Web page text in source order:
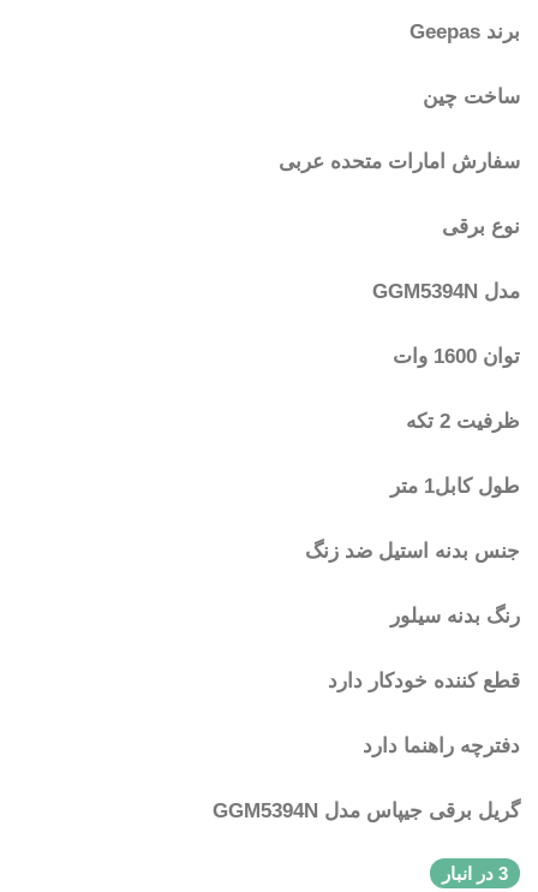
برند Geepas
ساخت چین
سفارش امارات متحده عربی
نوع برقی
مدل GGM5394N
توان 1600 وات
ظرفیت 2 تکه
طول کابل1 متر
جنس بدنه استیل ضد زنگ
رنگ بدنه سیلور
قطع کننده خودکار دارد
دفترچه راهنما دارد
گریل برقی جیپاس مدل GGM5394N
3 در انبار